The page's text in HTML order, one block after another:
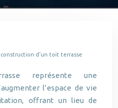
d’un toit terrasse
représente une
l’espace de vie
offrant un lieu de